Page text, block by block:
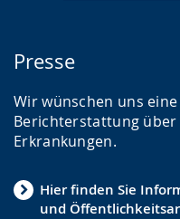
Presse
Wir wünschen uns
Berichterstattung über
Erkrankungen.
Hier finden Sie
und